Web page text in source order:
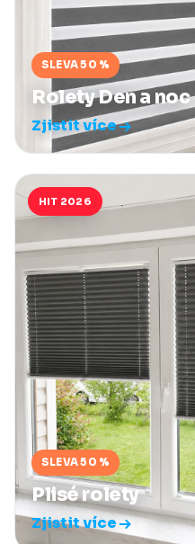
SLEVA 50 %
Rolety Den a noc
Zjistit více
HIT 2026
SLEVA 50 %
Plisé rolety
Zjistit více